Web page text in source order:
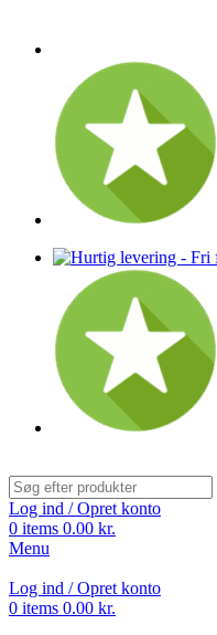
Log ind / Opret konto
0 items 0.00 kr.
Menu
Log ind / Opret konto
0 items 0.00 kr.